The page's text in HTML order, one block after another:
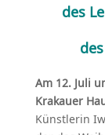
des
Am 12. Juli
Krakauer
Künstlerin